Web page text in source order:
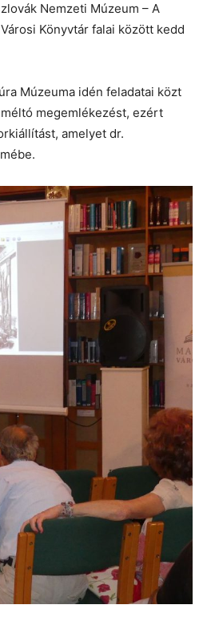
Nemzeti Múzeum – A
Könyvtár falai között kedd
Múzeuma idén feladatai közt
megemlékezést, ezért
amelyet dr.